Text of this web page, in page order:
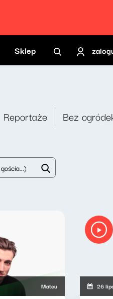
Sklep
Reportaże Bez
Mateusz Andruszkiewicz,26